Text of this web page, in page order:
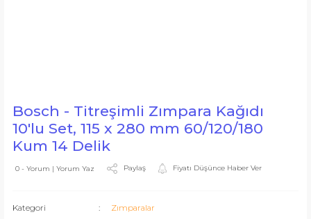
Bosch - Titreşimli Zımpara Kağıdı
10'lu Set, 115 x 280 mm 60/120/180
Kum 14 Delik
0 - Yorum | Yorum Yaz Paylaş Fiyatı Düşünce Haber Ver
Kategori
Zımparalar